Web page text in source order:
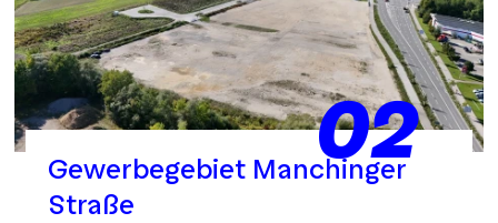
02
Gewerbegebiet Manchinger
Straße